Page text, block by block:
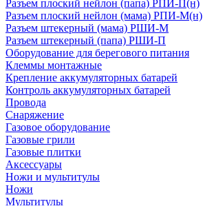
Разъем плоский нейлон (папа) РПИ-П(н)
Разъем плоский нейлон (мама) РПИ-М(н)
Разъем штекерный (мама) РШИ-М
Разъем штекерный (папа) РШИ-П
Оборудование для берегового питания
Клеммы монтажные
Крепление аккумуляторных батарей
Контроль аккумуляторных батарей
Провода
Снаряжение
Газовое оборудование
Газовые грили
Газовые плитки
Аксессуары
Ножи и мультитулы
Ножи
Мультитулы